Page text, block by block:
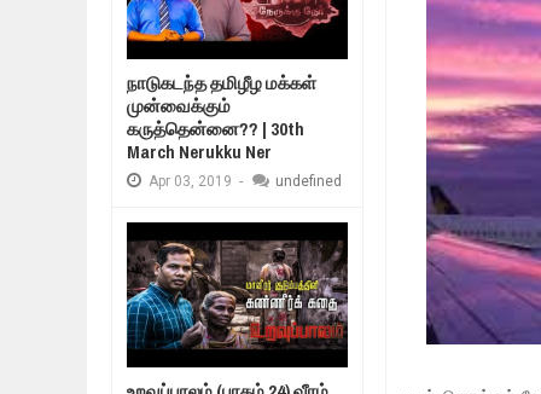
நாடுகடந்த தமிழீழ மக்கள்
முன்வைக்கும்
கருத்தென்னை?? | 30th
March Nerukku Ner
Apr 03, 2019 - undefined